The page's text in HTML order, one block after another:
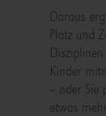
Daraus
Platz und
Kinder
– oder Sie
etwas